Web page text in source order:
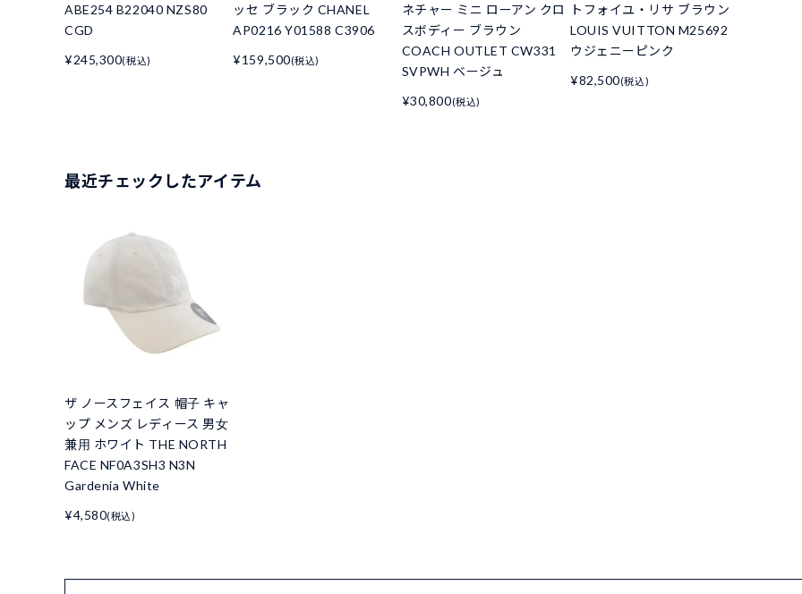
ABE254 B22040 NZS80
CGD
¥245,300(税込)
ッセ ブラック CHANEL
AP0216 Y01588 C3906
¥159,500(税込)
ネチャー ミニ ローアン クロ
スボディー ブラウン
COACH OUTLET CW331
SVPWH ベージュ
¥30,800(税込)
トフォイユ・リサ ブラウン
LOUIS VUITTON M25692
ウジェニーピンク
¥82,500(税込)
最近チェックしたアイテム
ザ ノースフェイス 帽子 キャ
ップ メンズ レディース 男女
兼用 ホワイト THE NORTH
FACE NF0A3SH3 N3N
Gardenia White
¥4,580(税込)